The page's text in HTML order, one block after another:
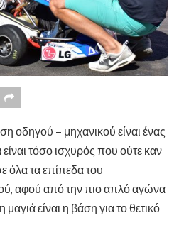
οδηγού – μηχανικού είναι ένας
τόσο ισχυρός που ούτε καν
όλα τα επίπεδα του
αφού από την πιο απλό αγώνα
είναι η βάση για το θετικό